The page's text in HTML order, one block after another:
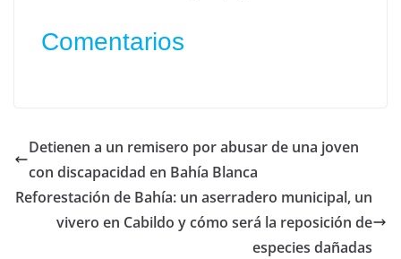
Comentarios
Detienen a un remisero por abusar de una joven
con discapacidad en Bahía Blanca
Reforestación de Bahía: un aserradero municipal, un
vivero en Cabildo y cómo será la reposición de
especies dañadas